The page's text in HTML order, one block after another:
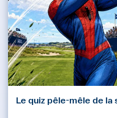
Le quiz pêle-mêle de la